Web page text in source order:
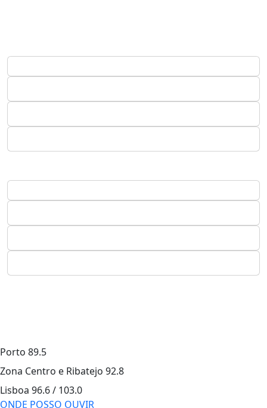
Porto 89.5
Zona Centro e Ribatejo 92.8
Lisboa 96.6 / 103.0
ONDE POSSO OUVIR